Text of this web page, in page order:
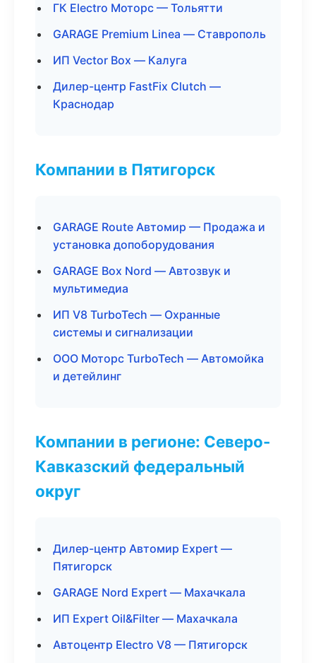
ГК Electro Моторс — Тольятти
GARAGE Premium Linea — Ставрополь
ИП Vector Box — Калуга
Дилер-центр FastFix Clutch —
Краснодар
Компании в Пятигорск
GARAGE Route Автомир — Продажа и
установка допоборудования
GARAGE Box Nord — Автозвук и
мультимедиа
ИП V8 TurboTech — Охранные
системы и сигнализации
ООО Моторс TurboTech — Автомойка
и детейлинг
Компании в регионе: Северо-
Кавказский федеральный
округ
Дилер-центр Автомир Expert —
Пятигорск
GARAGE Nord Expert — Махачкала
ИП Expert Oil&Filter — Махачкала
Автоцентр Electro V8 — Пятигорск